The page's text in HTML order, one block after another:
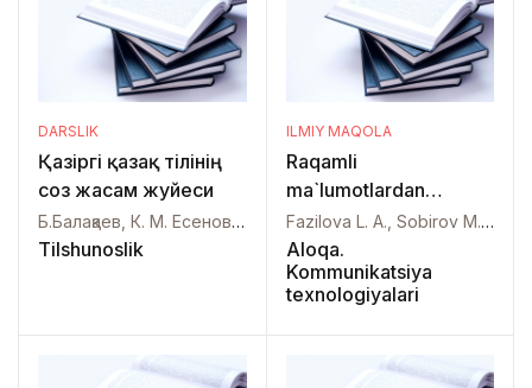
DARSLIK
Қазiргi қазақ тiлiнiң
соз жасам жуйеси
Б.Балақаев, К. М. Есенов, Е.Н. Жанпейісов, Н.О.Оралбаева,
Tilshunoslik
ILMIY MAQOLA
Raqamli
ma`lumotlardan
foydalanish madaniyati
va yoshlar ongini
hurujlardan himoyalash
omillari
Fazilova L. A., Sobirov M. A., Kurbanova I. Sh.,
Aloqa.
Kommunikatsiya
texnologiyalari